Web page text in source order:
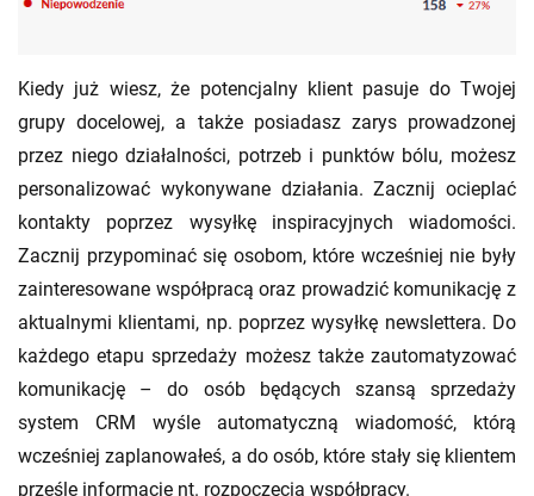
Kiedy już wiesz, że potencjalny klient pasuje do Twojej
grupy docelowej, a także posiadasz zarys prowadzonej
przez niego działalności, potrzeb i punktów bólu, możesz
personalizować wykonywane działania. Zacznij ocieplać
kontakty poprzez wysyłkę inspiracyjnych wiadomości.
Zacznij przypominać się osobom, które wcześniej nie były
zainteresowane współpracą oraz prowadzić komunikację z
aktualnymi klientami, np. poprzez wysyłkę newslettera. Do
każdego etapu sprzedaży możesz także zautomatyzować
komunikację – do osób będących szansą sprzedaży
system CRM wyśle automatyczną wiadomość, którą
wcześniej zaplanowałeś, a do osób, które stały się klientem
prześle informacje nt. rozpoczęcia współpracy.